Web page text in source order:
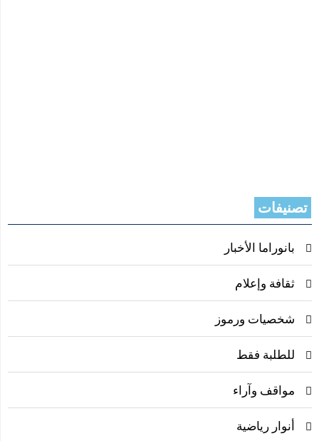
تصنيفات
بانوراما الأخبار
ثقافة وإعلام
شخصيات ورموز
للطلبة فقط
مواقف وآراء
أنوار رياضية